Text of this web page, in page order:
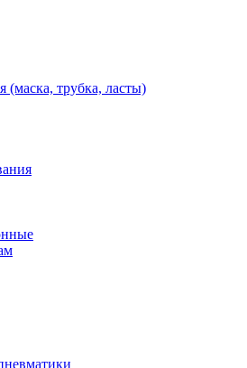
(маска, трубка, ласты)